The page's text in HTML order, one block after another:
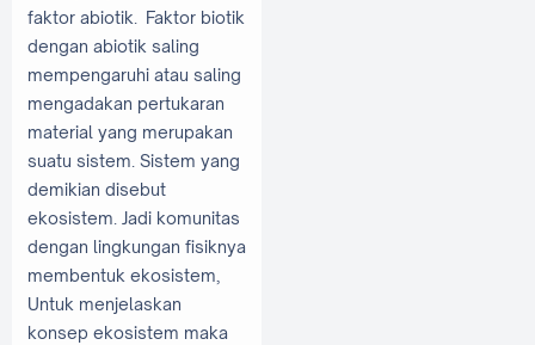
faktor abiotik. Faktor biotik
dengan abiotik saling
mempengaruhi atau saling
mengadakan pertukaran
material yang merupakan
suatu sistem. Sistem yang
demikian disebut
ekosistem. Jadi komunitas
dengan lingkungan fisiknya
membentuk ekosistem,
Untuk menjelaskan
konsep ekosistem maka